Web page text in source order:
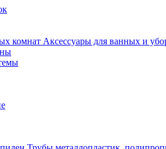
Аксессуары для ванных и